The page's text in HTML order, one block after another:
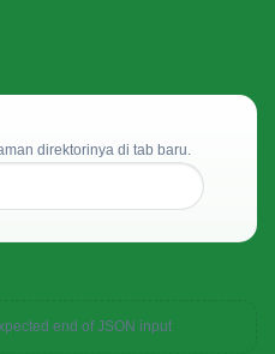
direktorinya di tab baru.
end of JSON input